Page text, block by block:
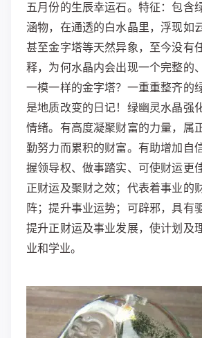
五月份的生辰幸运石。特征：包含
涵物，在通透的白水晶里，浮现如
甚至金字塔等天然异象，至今没有
释，为何水晶内会出现一个完整的
一模一样的金字塔？一重重整齐的
是地质改变的日记！绿幽灵水晶强
情绪。有高度凝聚财富的力量，属
勤努力而累积的财富。有助增加自
握领导权、做事踏实、可使财运更
正财运及聚财之效；代表着事业的
阵；提升事业运势；可辟邪，具有
提升正财运及事业发展，使计划及
业和学业。